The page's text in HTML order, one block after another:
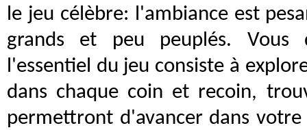
le jeu célèbre: l'ambiance est
grands et peu peuplés. Vous
l'essentiel du jeu consiste à
dans chaque coin et recoin,
permettront d'avancer dans